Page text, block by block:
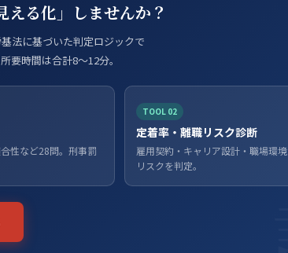
える化」しませんか？
法に基づいた判定ロジックで
要時間は合計8〜12分。
性など28問。刑事罰
TOOL 02
定着率・離職リスク診断
雇用契約・キャリア設計・職場環
リスクを判定。